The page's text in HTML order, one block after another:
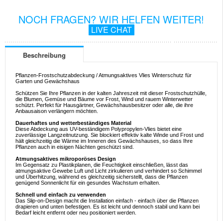
NOCH FRAGEN? WIR HELFEN WEITER!
LIVE CHAT
Beschreibung
Pflanzen-Frostschutzabdeckung / Atmungsaktives Vlies Winterschutz für
Garten und Gewächshaus
Schützen Sie Ihre Pflanzen in der kalten Jahreszeit mit dieser Frostschutzhülle,
die Blumen, Gemüse und Bäume vor Frost, Wind und rauem Winterwetter
schützt. Perfekt für Hausgärtner, Gewächshausbesitzer oder alle, die ihre
Anbausaison verlängern möchten.
Dauerhaftes und wetterbeständiges Material
Diese Abdeckung aus UV-beständigem Polypropylen-Vlies bietet eine
zuverlässige Langzeitnutzung. Sie blockiert effektiv kalte Winde und Frost und
hält gleichzeitig die Wärme im Inneren des Gewächshauses, so dass Ihre
Pflanzen auch in eisigen Nächten geschützt sind.
Atmungsaktives mikroporöses Design
Im Gegensatz zu Plastikplanen, die Feuchtigkeit einschließen, lässt das
atmungsaktive Gewebe Luft und Licht zirkulieren und verhindert so Schimmel
und Überhitzung, während es gleichzeitig sicherstellt, dass die Pflanzen
genügend Sonnenlicht für ein gesundes Wachstum erhalten.
Schnell und einfach zu verwenden
Das Slip-on-Design macht die Installation einfach - einfach über die Pflanzen
drapieren und unten befestigen. Es ist leicht und dennoch stabil und kann bei
Bedarf leicht entfernt oder neu positioniert werden.